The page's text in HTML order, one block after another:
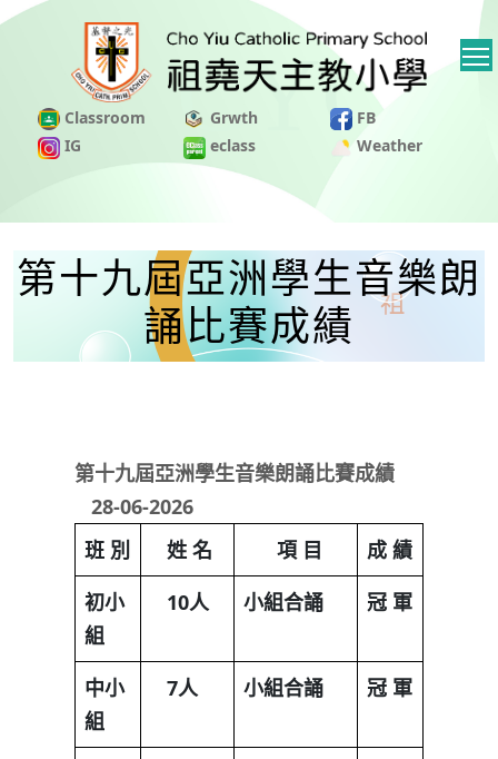
Classroom Grwth
FB
IG
eclass Weather
第十九屆亞洲學生音樂朗
誦比賽成績
第十九屆亞洲學生音樂朗誦比賽成績
28-06-2026
班 別 姓 名 項 目 成 績
初小
組
10人 小組合誦 冠 軍
中小
組
7人 小組合誦 冠 軍